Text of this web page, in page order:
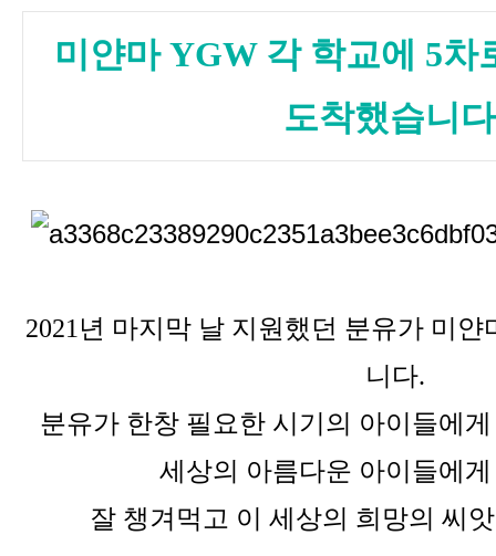
미얀마 YGW 각 학교에 5차
도착했습니
2021년 마지막 날 지원했던 분유가 미
니다.
분유가 한창 필요한 시기의 아이들에
세상의 아름다운 아이들에
잘 챙겨먹고 이 세상의 희망의 씨